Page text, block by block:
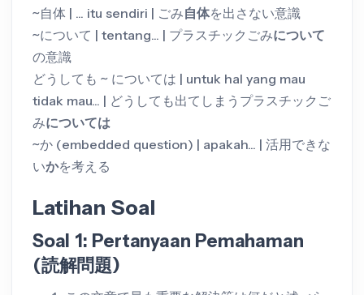
~自体 | ... itu sendiri | ごみ自体を出さない意識
~について | tentang... | プラスチックごみについて
の意識
どうしても ~ については | untuk hal yang mau
tidak mau... | どうしても出てしまうプラスチックご
みについては
~か (embedded question) | apakah... | 活用できな
いかを考える
Latihan Soal
Soal 1: Pertanyaan Pemahaman
(読解問題)